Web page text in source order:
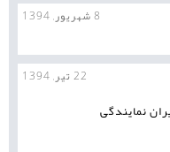
8 شهریور, 1394
22 تیر, 1394
نمایندگی